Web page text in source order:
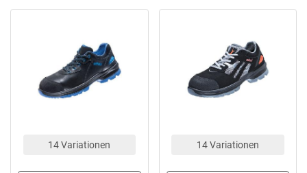
14 Variationen 14 Variationen